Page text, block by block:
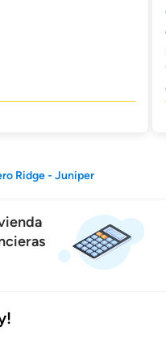
Ridge - Juniper